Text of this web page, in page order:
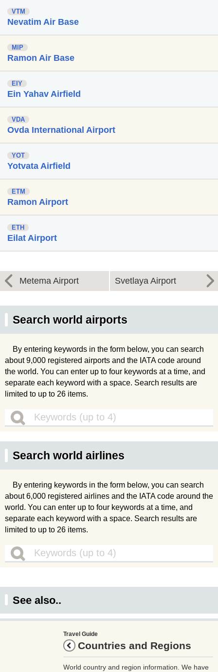
VTM
Nevatim Air Base
MIP
Ramon Air Base
EIY
Ein Yahav Airfield
VDA
Ovda International Airport
YOT
Yotvata Airfield
ETM
Ramon Airport
ETH
Eilat Airport
Metema Airport Svetlaya Airport
Search world airports
By entering keywords in the form below, you can search
about 9,000 registered airports and the IATA code around
the world. You can enter up to four keywords at a time, and
separate each keyword with a space. Search results are
limited to up to 26 items.
Search world airlines
By entering keywords in the form below, you can search
about 6,000 registered airlines and the IATA code around the
world. You can enter up to four keywords at a time, and
separate each keyword with a space. Search results are
limited to up to 26 items.
See also..
Travel Guide
Countries and Regions
World country and region information. We have